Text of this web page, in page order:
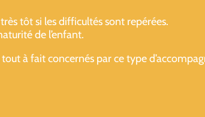
tôt si les difficultés sont repérées.
de l’enfant.
à fait concernés par ce type